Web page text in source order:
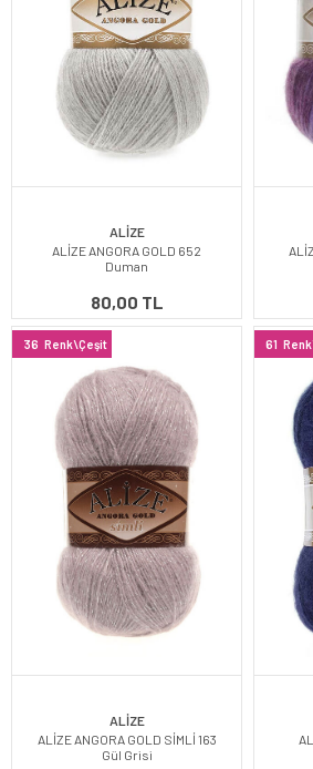
ALİZE
ALİZE ANGORA GOLD 652
Duman
80,00 TL
36 Renk\Çeşit
ALİZE
ALİZE ANGORA GOLD SİMLİ 163
Gül Grisi
61